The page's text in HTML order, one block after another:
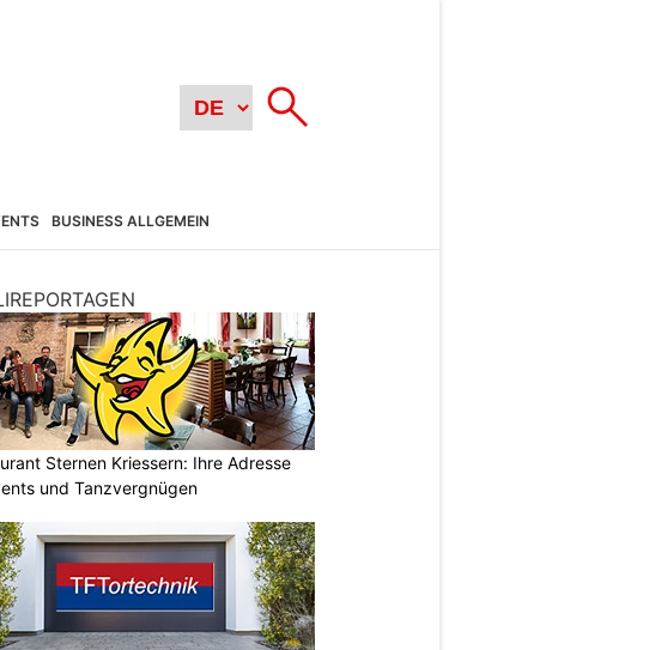
BUSINESS ALLGEMEIN
Sternen Kriessern: Ihre Adresse
und Tanzvergnügen